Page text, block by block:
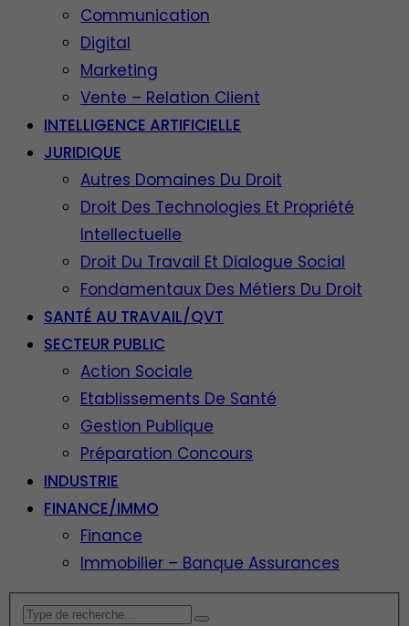
Communication
Digital
Marketing
Vente – Relation Client
INTELLIGENCE ARTIFICIELLE
JURIDIQUE
Autres Domaines Du Droit
Droit Des Technologies Et Propriété
Intellectuelle
Droit Du Travail Et Dialogue Social
Fondamentaux Des Métiers Du Droit
SANTÉ AU TRAVAIL/QVT
SECTEUR PUBLIC
Action Sociale
Etablissements De Santé
Gestion Publique
Préparation Concours
INDUSTRIE
FINANCE/IMMO
Finance
Immobilier – Banque Assurances